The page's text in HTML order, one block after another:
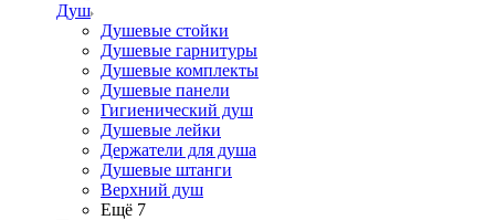
Душ
Душевые стойки
Душевые гарнитуры
Душевые комплекты
Душевые панели
Гигиенический душ
Душевые лейки
Держатели для душа
Душевые штанги
Верхний душ
Ещё 7